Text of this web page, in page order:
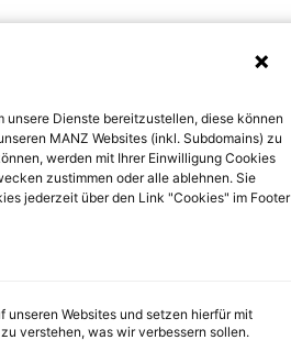
Dienste bereitzustellen, diese können
MANZ Websites (inkl. Subdomains) zu
werden mit Ihrer Einwilligung Cookies
zustimmen oder alle ablehnen. Sie
jederzeit über den Link "Cookies" im Footer
unseren Websites und setzen hierfür mit
verstehen, was wir verbessern sollen.